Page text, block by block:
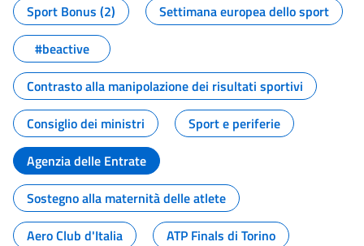
Sport Bonus (2)
Settimana europea dello sport
#beactive
Contrasto alla manipolazione dei risultati sportivi
Consiglio dei ministri
Sport e periferie
Agenzia delle Entrate
Sostegno alla maternità delle atlete
Aero Club d'Italia
ATP Finals di Torino